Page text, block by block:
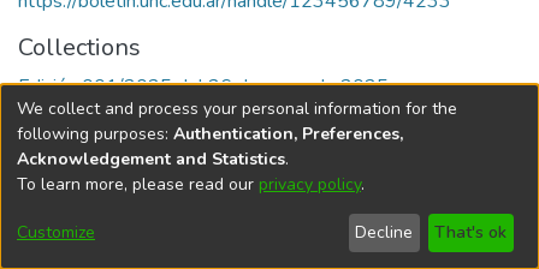
Collections
Edición 001/2025 del 26 de mayo de 2025
Universidad Nacional de Córdoba
We collect and process your personal information for the
following purposes: Authentication, Preferences,
Acknowledgement and Statistics.
To learn more, please read our privacy policy.
Customize Decline That's ok